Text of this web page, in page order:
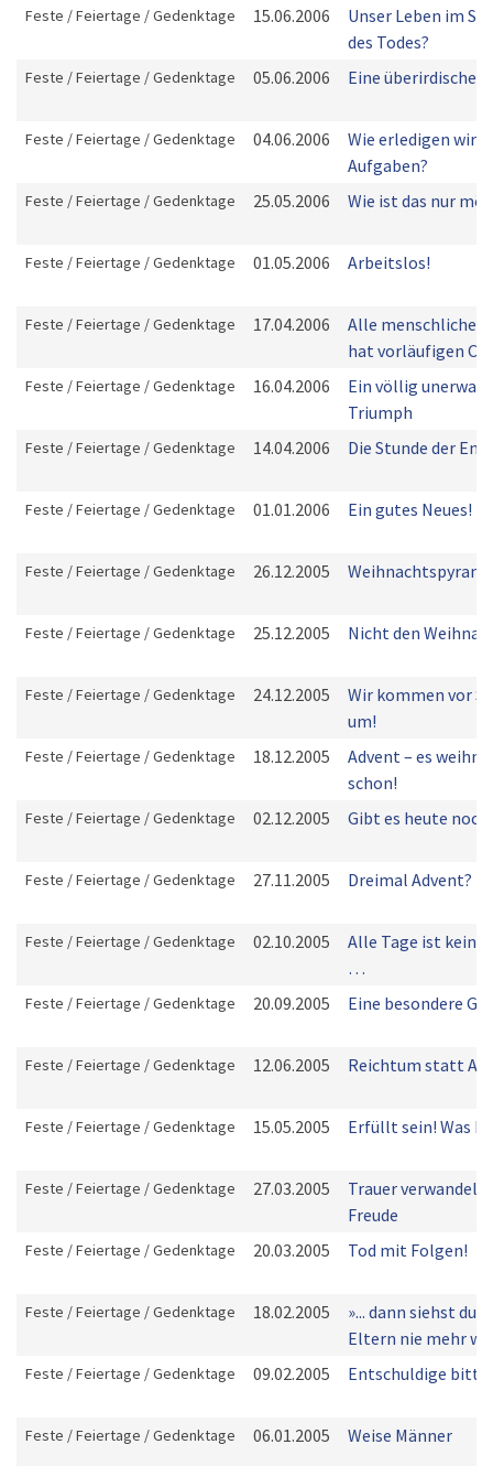
Feste / Feiertage / Gedenktage 15.06.2006
Unser Leben im
des Todes?
Feste / Feiertage / Gedenktage 05.06.2006 Eine überirdische
Feste / Feiertage / Gedenktage 04.06.2006
Wie erledigen wir
Aufgaben?
Feste / Feiertage / Gedenktage 25.05.2006 Wie ist das nur
Feste / Feiertage / Gedenktage 01.05.2006 Arbeitslos!
Feste / Feiertage / Gedenktage 17.04.2006
Alle menschliche
hat vorläufigen
Feste / Feiertage / Gedenktage 16.04.2006
Ein völlig
Triumph
Feste / Feiertage / Gedenktage 14.04.2006 Die Stunde der
Feste / Feiertage / Gedenktage 01.01.2006 Ein gutes Neues!
Feste / Feiertage / Gedenktage 26.12.2005
Feste / Feiertage / Gedenktage 25.12.2005 Nicht den
Feste / Feiertage / Gedenktage 24.12.2005
Wir kommen vor
um!
Feste / Feiertage / Gedenktage 18.12.2005
Advent – es
schon!
Feste / Feiertage / Gedenktage 02.12.2005 Gibt es heute noch
Feste / Feiertage / Gedenktage 27.11.2005 Dreimal Advent?
Feste / Feiertage / Gedenktage 02.10.2005
Alle Tage ist kein
…
Feste / Feiertage / Gedenktage 20.09.2005 Eine besondere
Feste / Feiertage / Gedenktage 12.06.2005 Reichtum statt
Feste / Feiertage / Gedenktage 15.05.2005 Erfüllt sein! Was
Feste / Feiertage / Gedenktage 27.03.2005
Trauer verwandelt
Freude
Feste / Feiertage / Gedenktage 20.03.2005 Tod mit Folgen!
Feste / Feiertage / Gedenktage 18.02.2005
»... dann siehst du
Eltern nie mehr
Feste / Feiertage / Gedenktage 09.02.2005 Entschuldige
Feste / Feiertage / Gedenktage 06.01.2005 Weise Männer